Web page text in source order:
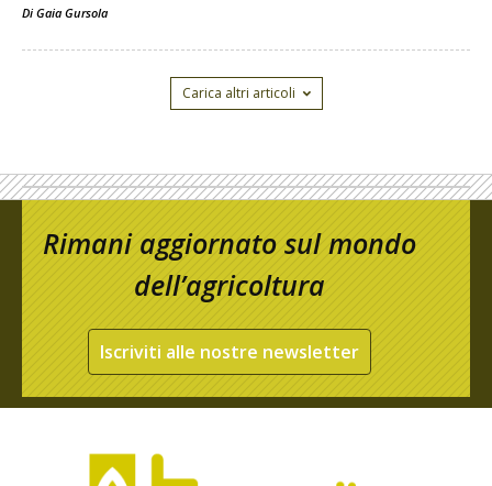
Di Gaia Gursola
Carica altri articoli
Rimani aggiornato sul mondo
dell’agricoltura
Iscriviti alle nostre newsletter